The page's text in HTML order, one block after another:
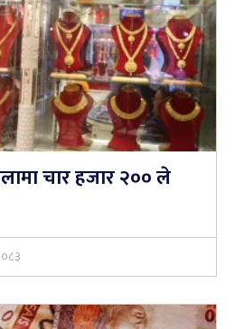
चार हजार २०० ले